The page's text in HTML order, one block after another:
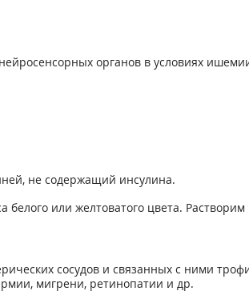
органов в условиях
не содержащий инсулина.
или желтоватого цвета. Растворим
сосудов и связанных с ними
мигрени, ретинопатии и др.